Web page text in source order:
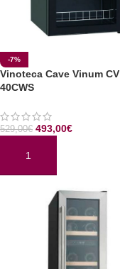
-7%
Vinoteca Cave Vinum CV
40CWS
529,00€ 493,00€
AÑADIR AL CARRITO